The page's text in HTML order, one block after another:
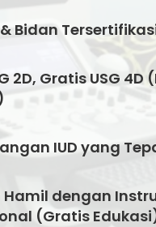
Bidan
2D, Gratis USG 4D
IUD yang
Hamil dengan
(Gratis